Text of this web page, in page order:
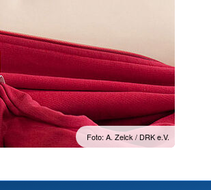
Foto: A. Zelck / DRK e.V.